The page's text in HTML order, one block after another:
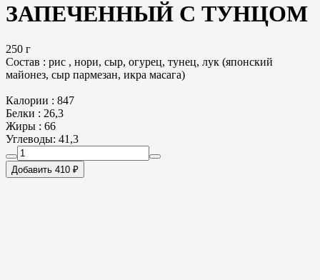
ЗАПЕЧЕННЫЙ С ТУНЦОМ
250 г
Состав : рис , нори, сыр, огурец, тунец, лук (японский
майонез, сыр пармезан, икра масага)
Калории : 847
Белки : 26,3
Жиры : 66
Углеводы: 41,3
Добавить 410 ₽